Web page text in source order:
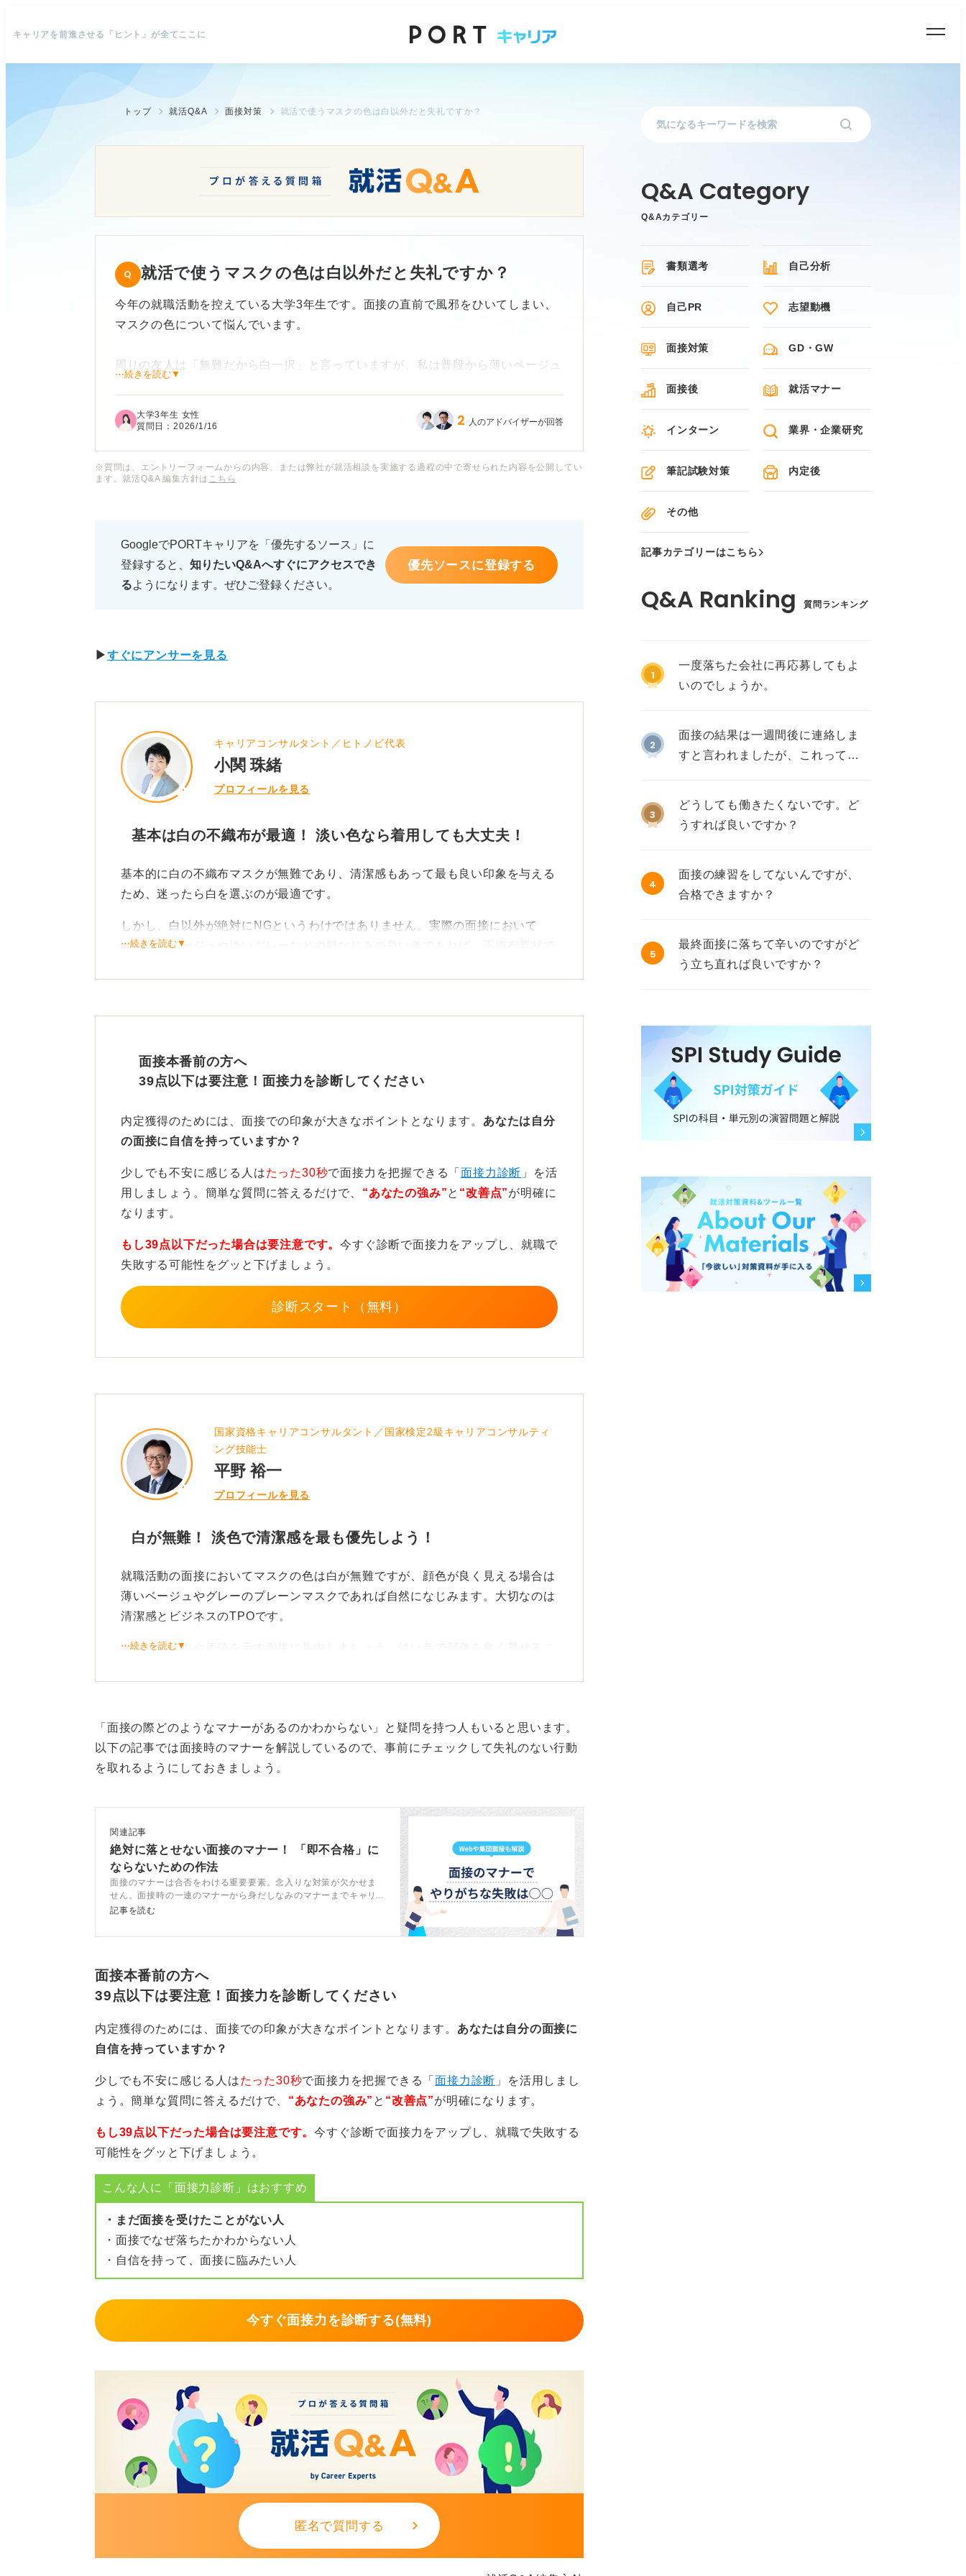
キャリアを前進させる「ヒント」が全てここに
トップ 就活Q&A 面接対策 就活で使うマスクの色は白以外だと失礼ですか？
就活で使うマスクの色は白以外だと失礼ですか？
今年の就職活動を控えている大学3年生です。面接の直前で風邪をひいてしまい、
マスクの色について悩んでいます。
周りの友人は「無難だから白一択」と言っていますが、私は普段から薄いベージュ
面接官に与える印象を考えると、白以外の淡い色のマスクは、就活の場ではやはり
るのか知りたいです。
⋯続きを読む▼
大学3年生 女性
質問日：2026/1/16 2 人のアドバイザーが回答
※質問は、エントリーフォームからの内容、または弊社が就活相談を実施する過程の中で寄せられた内容を公開してい
ます。就活Q&A 編集方針は こちら
GoogleでPORTキャリアを「優先するソース」に
登録すると、 知りたいQ&Aへすぐにアクセスでき
るようになります。ぜひご登録ください。
優先ソースに登録する
▶すぐにアンサーを見る
キャリアコンサルタント／ヒトノビ代表
小関 珠緒
プロフィールを見る
基本は白の不織布が最適！ 淡い色なら着用しても大丈夫！
基本的に白の不織布マスクが無難であり、清潔感もあって最も良い印象を与える
ため、迷ったら白を選ぶのが最適です。
しかし、白以外が絶対にNGというわけではありません。実際の面接において
も、薄いベージュや淡いグレーなどの肌なじみの良い色であれば、不織布素材で
ぶのも良いです。
しなみを見ているといわれているため、常識的な範囲内で判断することが大切で
す。
素材とサイズに注意しよう！ 布やウレタンは避けて清潔感を重視！
一方で、ウレタンなどの素材や布のマスクは、カジュアルな印象を与えたり、フ
ィルター性能に疑問を持たれたりする可能性があるため、面接には向きません。
黒や濃い色、柄つきのものも、個性的すぎたりビジネスには合わなかったりする
ので避けたほうが良いです。実際、不織布で、真っ白か、ベージュ、ライトグレ
ーなどの淡い色を選ぶようにとアドバイスをしています。
また、サイズが大きすぎたり小さすぎたりせず、自分の顔のサイズに合ったもの
を選ぶことが非常に大事です。面接においては、派手さや流行よりも、清潔感と
周囲との調和を意識することが最も大切です。
⋯続きを読む▼
面接本番前の方へ
39点以下は要注意！面接力を診断してください
内定獲得のためには、面接での印象が大きなポイントとなります。 あなたは自分
の面接に自信を持っていますか？
少しでも不安に感じる人はたった30秒で面接力を把握できる「面接力診断 」を活
用しましょう。簡単な質問に答えるだけで、 “あなたの強み”と “改善点”が明確に
なります。
もし39点以下だった場合は要注意です。今すぐ診断で面接力をアップし、就職で
失敗する可能性をグッと下げましょう。
診断スタート（無料）
国家資格キャリアコンサルタント／国家検定2級キャリアコンサルティ
ング技能士
平野 裕一
プロフィールを見る
白が無難！ 淡色で清潔感を最も優先しよう！
就職活動の面接においてマスクの色は白が無難ですが、顔色が良く見える場合は
薄いベージュやグレーのプレーンマスクであれば自然になじみます。大切なのは
清潔感とビジネスのTPOです。
あなたの能力や価値を示す面接に集中しましょう。淡い色で顔色を良く見せるこ
素材は不織布が推奨！ 目元を意識して笑顔で話そう！
ただし、実際にもマスクの色で悩む学生は多くいます。その際、学生に直接アド
1.色：ごく薄いベージュ、グレーなど、肌なじみが良い淡色に限定します。黒や
濃い色、派手な柄物は避けてください。
2.素材：衛生面やきちんとした感覚から、ウレタンや布ではなく不織布マスクが
推奨されます。
3.マナー：マスクで表情がわかりにくい分、目元を意識して笑顔を作る練習をし
⋯続きを読む▼
「面接の際どのようなマナーがあるのかわからない」と疑問を持つ人もいると思います。
以下の記事では面接時のマナーを解説しているので、事前にチェックして失礼のない行動
を取れるようにしておきましょう。
関連記事
絶対に落とせない面接のマナー！ 「即不合格」に
ならないための作法
面接のマナーは合否をわける重要要素。念入りな対策が欠かせま
せん。面接時の一連のマナーから身だしなみのマナーまでキャリ
アコンサルタントが徹底解説します。集団面接やWEB面接のマナ
記事を読む
面接本番前の方へ
39点以下は要注意！面接力を診断してください
内定獲得のためには、面接での印象が大きなポイントとなります。 あなたは自分の面接に
自信を持っていますか？
少しでも不安に感じる人はたった30秒で面接力を把握できる「面接力診断 」を活用しまし
ょう。簡単な質問に答えるだけで、 “あなたの強み” と “改善点”が明確になります。
もし39点以下だった場合は要注意です。今すぐ診断で面接力をアップし、就職で失敗する
可能性をグッと下げましょう。
こんな人に「面接力診断」はおすすめ
・まだ面接を受けたことがない人
・面接でなぜ落ちたかわからない人
・自信を持って、面接に臨みたい人
今すぐ面接力を診断する(無料)
匿名で質問する
Q&Aカテゴリー
書類選考 自己分析
自己PR 志望動機
面接対策 GD・GW
面接後 就活マナー
インターン 業界・企業研究
筆記試験対策 内定後
その他
記事カテゴリーはこちら
質問ランキング
1
一度落ちた会社に再応募してもよ
いのでしょうか。
2
面接の結果は一週間後に連絡しま
すと言われましたが、これって不
3
どうしても働きたくないです。ど
うすれば良いですか？
4
面接の練習をしてないんですが、
合格できますか？
5
最終面接に落ちて辛いのですがど
う立ち直れば良いですか？